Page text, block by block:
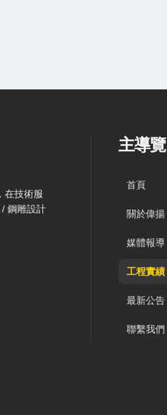
絡方式
在技術服
鋼雕設計
主導覽
首頁
關於偉揚
媒體報導
工程實績
最新公告
聯繫我們